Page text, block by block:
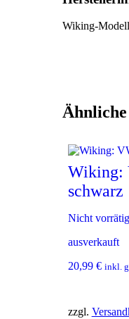
Wiking-
Wiking:
schwarz
Nicht vorrätig
ausverkauft
20,99 € inkl.
zzgl.